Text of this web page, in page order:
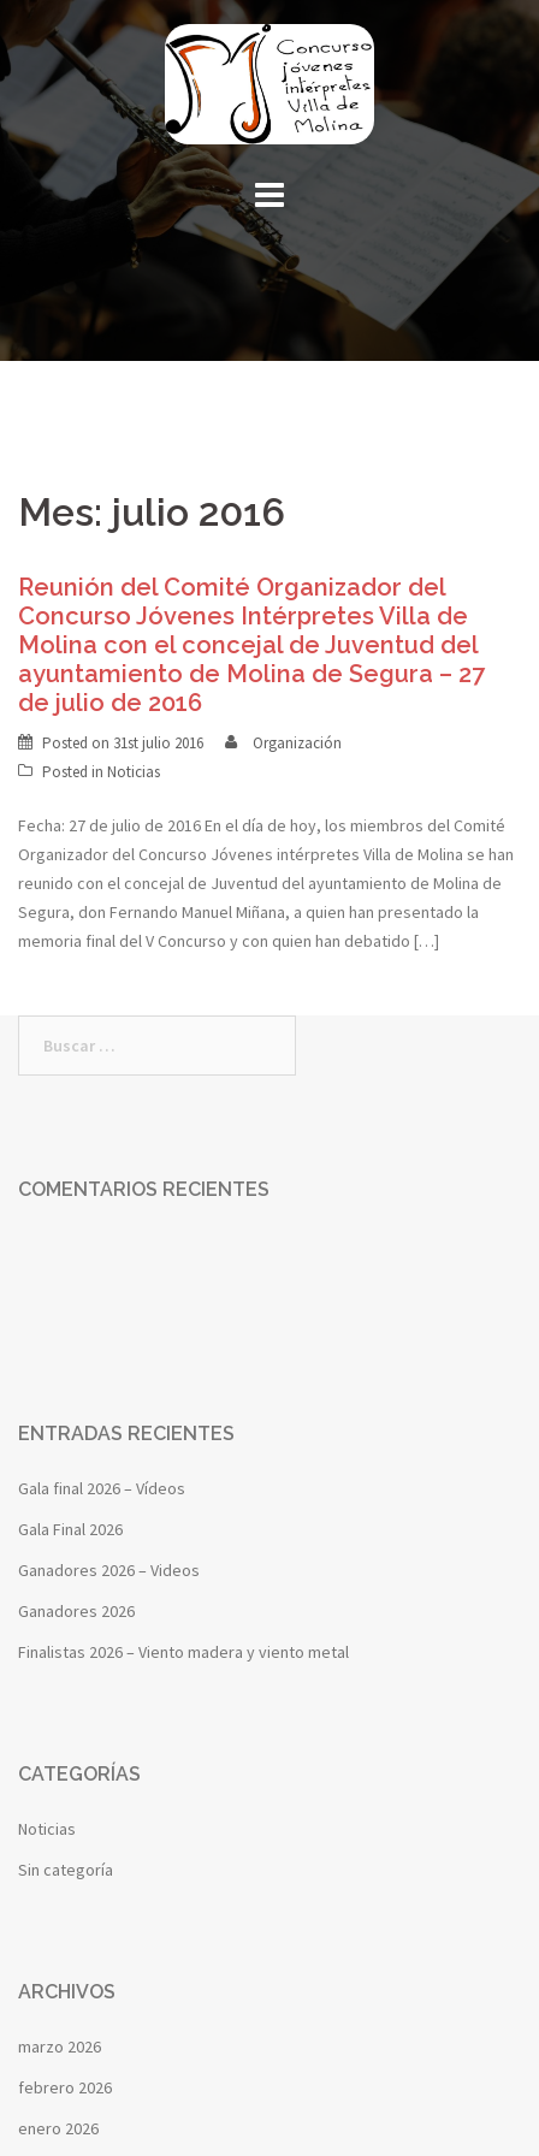
Mes: julio 2016
Reunión del Comité Organizador del
Concurso Jóvenes Intérpretes Villa de
Molina con el concejal de Juventud del
ayuntamiento de Molina de Segura – 27
de julio de 2016
Posted on 31st julio 2016
Organización
Posted in Noticias
Fecha: 27 de julio de 2016 En el día de hoy, los miembros del Comité
Organizador del Concurso Jóvenes intérpretes Villa de Molina se han
reunido con el concejal de Juventud del ayuntamiento de Molina de
Segura, don Fernando Manuel Miñana, a quien han presentado la
memoria final del V Concurso y con quien han debatido […]
COMENTARIOS RECIENTES
ENTRADAS RECIENTES
Gala final 2026 – Vídeos
Gala Final 2026
Ganadores 2026 – Videos
Ganadores 2026
Finalistas 2026 – Viento madera y viento metal
CATEGORÍAS
Noticias
Sin categoría
ARCHIVOS
marzo 2026
febrero 2026
enero 2026